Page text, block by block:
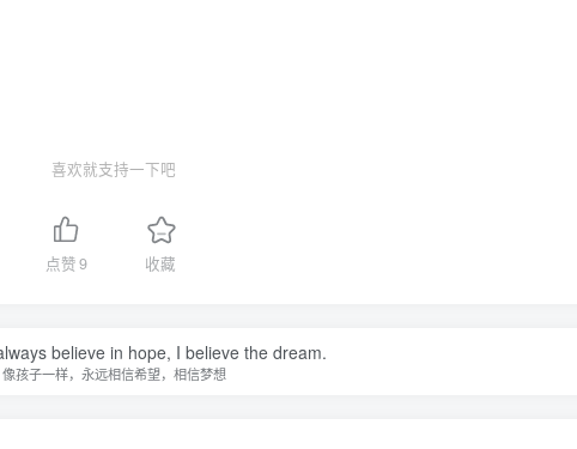
喜欢就支持一下吧
点赞9 收藏
believe in hope, I believe the dream.
像孩子一样，永远相信希望，相信梦想